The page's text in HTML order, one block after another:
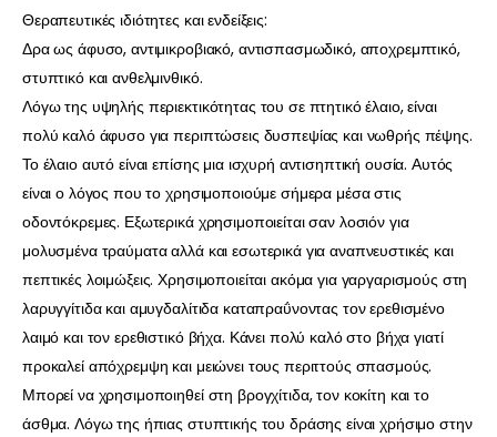
Θεραπευτικές ιδιότητες και ενδείξεις:
Δρα ως άφυσο, αντιμικροβιακό, αντισπασμωδικό, αποχρεμπτικό,
στυπτικό και ανθελμινθικό.
Λόγω της υψηλής περιεκτικότητας του σε πτητικό έλαιο, είναι
πολύ καλό άφυσο για περιπτώσεις δυσπεψίας και νωθρής πέψης.
Το έλαιο αυτό είναι επίσης μια ισχυρή αντισηπτική ουσία. Αυτός
είναι ο λόγος που το χρησιμοποιούμε σήμερα μέσα στις
οδοντόκρεμες. Εξωτερικά χρησιμοποιείται σαν λοσιόν για
μολυσμένα τραύματα αλλά και εσωτερικά για αναπνευστικές και
πεπτικές λοιμώξεις. Χρησιμοποιείται ακόμα για γαργαρισμούς στη
λαρυγγίτιδα και αμυγδαλίτιδα καταπραΰνοντας τον ερεθισμένο
λαιμό και τον ερεθιστικό βήχα. Κάνει πολύ καλό στο βήχα γιατί
προκαλεί απόχρεμψη και μειώνει τους περιττούς σπασμούς.
Μπορεί να χρησιμοποιηθεί στη βρογχίτιδα, τον κοκίτη και το
άσθμα. Λόγω της ήπιας στυπτικής του δράσης είναι χρήσιμο στην